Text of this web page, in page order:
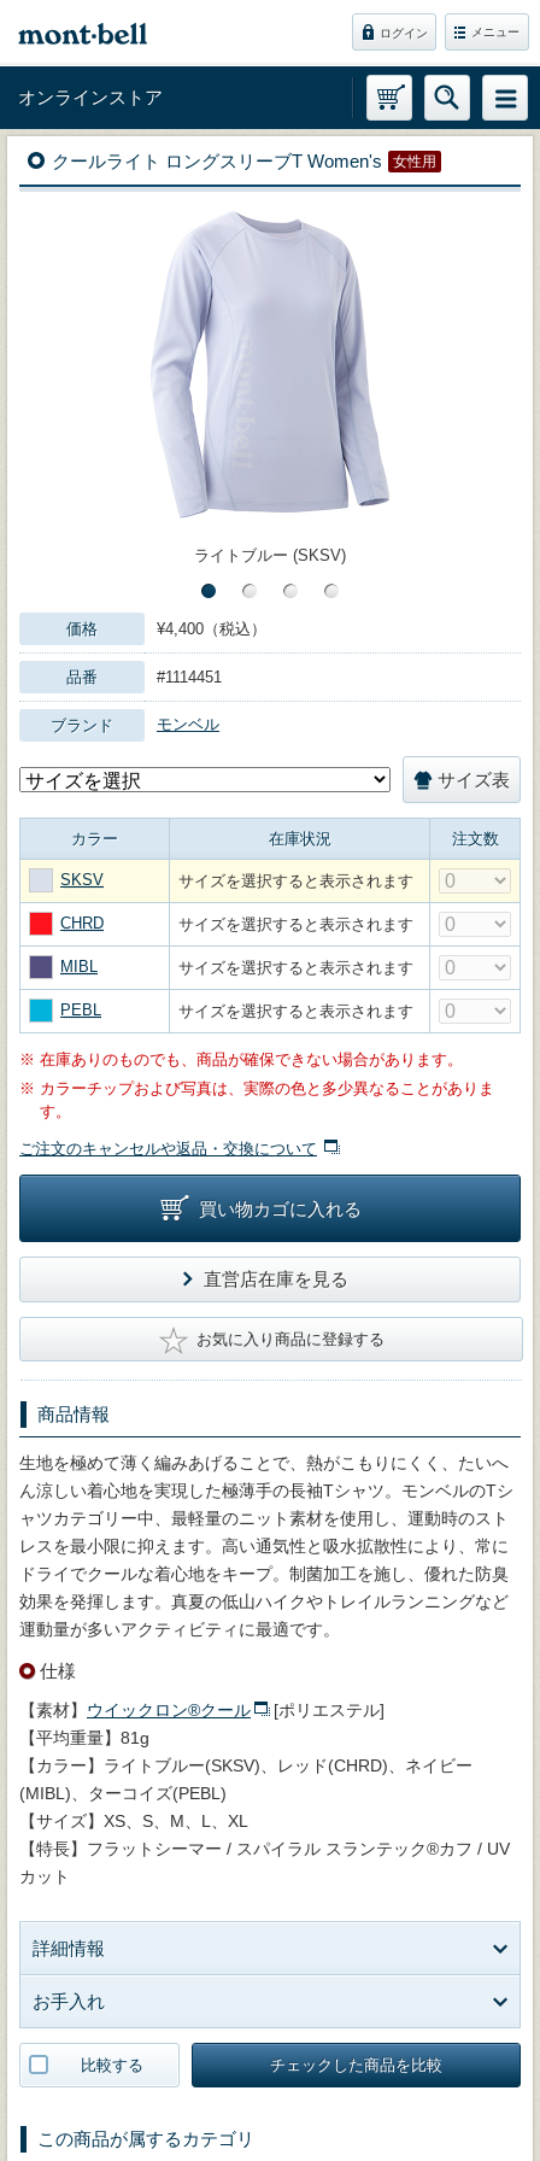
ログイン メニュー
オンラインストア
クールライト ロングスリーブT Women's 女性用
ライトブルー (SKSV)
価格 ¥4,400（税込）
品番 #1114451
ブランド モンベル
サイズ表
カラー 在庫状況 注文数
SKSV サイズを選択すると表示されます
CHRD サイズを選択すると表示されます
MIBL サイズを選択すると表示されます
PEBL サイズを選択すると表示されます
※ 在庫ありのものでも、商品が確保できない場合があります。
※ カラーチップおよび写真は、実際の色と多少異なることがありま
す。
ご注文のキャンセルや返品・交換について
買い物カゴに入れる
直営店在庫を見る
★ お気に入り商品に登録する
商品情報
生地を極めて薄く編みあげることで、熱がこもりにくく、たいへ
ん涼しい着心地を実現した極薄手の長袖Tシャツ。モンベルのTシ
ャツカテゴリー中、最軽量のニット素材を使用し、運動時のスト
レスを最小限に抑えます。高い通気性と吸水拡散性により、常に
ドライでクールな着心地をキープ。制菌加工を施し、優れた防臭
効果を発揮します。真夏の低山ハイクやトレイルランニングなど
運動量が多いアクティビティに最適です。
仕様
【素材】 ウイックロン®クール
[ポリエステル]
【平均重量】81g
【カラー】ライトブルー(SKSV)、レッド(CHRD)、ネイビー
(MIBL)、ターコイズ(PEBL)
【サイズ】XS、S、M、L、XL
【特長】フラットシーマー / スパイラル スランテック®カフ / UV
カット
詳細情報
お手入れ
比較する チェックした商品を比較
この商品が属するカテゴリ